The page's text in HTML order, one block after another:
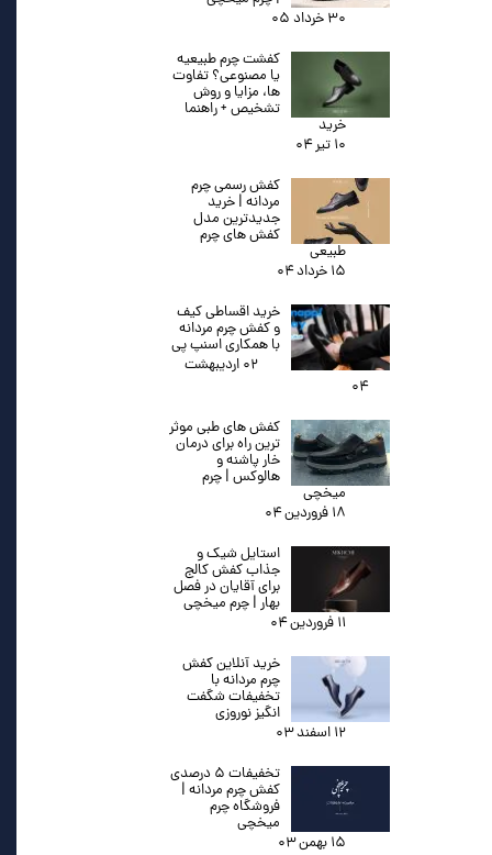
۳۰ خرداد ۰۵
کفشت چرم طبیعیه
یا مصنوعی؟ تفاوت
ها، مزایا و روش
تشخیص + راهنما
خرید
۱۰ تیر ۰۴
کفش رسمی چرم
مردانه | خرید
جدیدترین مدل
کفش های چرم
طبیعی
۱۵ خرداد ۰۴
خرید اقساطی کیف
و کفش چرم مردانه
با همکاری اسنپ پی
۰۲ اردیبهشت
۰۴
کفش های طبی موثر
ترین راه برای درمان
خار پاشنه و
هالوکس | چرم
میخچی
۱۸ فروردین ۰۴
استایل شیک و
جذاب کفش کالج
برای آقایان در فصل
بهار | چرم میخچی
۱۱ فروردین ۰۴
خرید آنلاین کفش
چرم مردانه با
تخفیفات شگفت
انگیز نوروزی
۱۲ اسفند ۰۳
تخفیفات ۵ درصدی
کفش چرم مردانه |
فروشگاه چرم
میخچی
۱۵ بهمن ۰۳